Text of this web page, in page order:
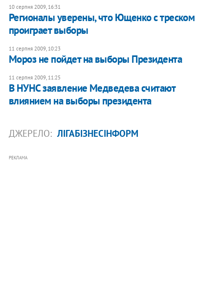
10 серпня 2009, 16:31
Регионалы уверены, что Ющенко с треском
проиграет выборы
11 серпня 2009, 10:23
Мороз не пойдет на выборы Президента
11 серпня 2009, 11:25
В НУНС заявление Медведева считают
влиянием на выборы президента
ДЖЕРЕЛО: ЛІГАБІЗНЕСІНФОРМ
РЕКЛАМА